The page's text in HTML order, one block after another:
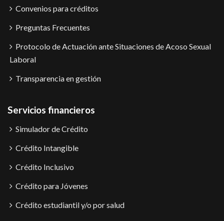
Convenios para créditos
Preguntas Frecuentes
Protocolo de Actuación ante Situaciones de Acoso Sexual
Laboral
Transparencia en gestión
Servicios financieros
Simulador de Crédito
Crédito Intangible
Crédito Inclusivo
Crédito para Jóvenes
Crédito estudiantil y/o por salud